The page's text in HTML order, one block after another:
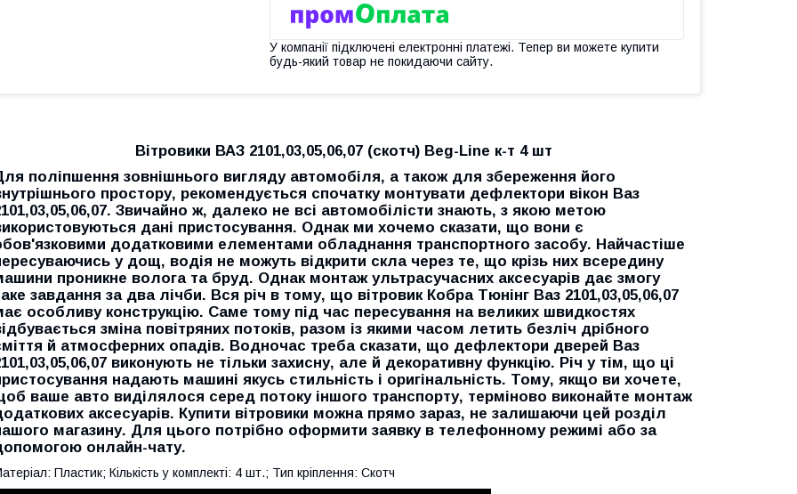
У компанії підключені електронні платежі. Тепер ви можете купити
будь-який товар не покидаючи сайту.
Вітровики ВАЗ 2101,03,05,06,07 (скотч) Beg-Line к-т 4 шт
поліпшення зовнішнього вигляду автомобіля, а також для збереження його
простору, рекомендується спочатку монтувати дефлектори вікон Ваз
Звичайно ж, далеко не всі автомобілісти знають, з якою метою
дані пристосування. Однак ми хочемо сказати, що вони є
додатковими елементами обладнання транспортного засобу. Найчастіше
у дощ, водія не можуть відкрити скла через те, що крізь них всередину
проникне волога та бруд. Однак монтаж ультрасучасних аксесуарів дає змогу
завдання за два лічби. Вся річ в тому, що вітровик Кобра Тюнінг Ваз 2101,03,05,06,07
особливу конструкцію. Саме тому під час пересування на великих швидкостях
зміна повітряних потоків, разом із якими часом летить безліч дрібного
й атмосферних опадів. Водночас треба сказати, що дефлектори дверей Ваз
виконують не тільки захисну, але й декоративну функцію. Річ у тім, що ці
надають машині якусь стильність і оригінальність. Тому, якщо ви хочете,
ваше авто виділялося серед потоку іншого транспорту, терміново виконайте монтаж
аксесуарів. Купити вітровики можна прямо зараз, не залишаючи цей розділ
магазину. Для цього потрібно оформити заявку в телефонному режимі або за
онлайн-чату.
Пластик; Кількість у комплекті: 4 шт.; Тип кріплення: Скотч